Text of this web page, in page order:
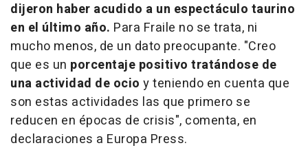
dijeron haber acudido a un espectáculo taurino
en el último año. Para Fraile no se trata, ni
mucho menos, de un dato preocupante. "Creo
que es un porcentaje positivo tratándose de
una actividad de ocio y teniendo en cuenta que
son estas actividades las que primero se
reducen en épocas de crisis", comenta, en
declaraciones a Europa Press.